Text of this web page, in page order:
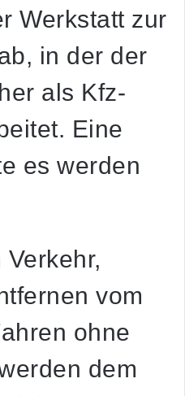
Werkstatt zur
in der der
als Kfz-
Eine
es werden
vom
ohne
dem